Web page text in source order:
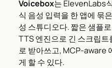
Voicebox는 ElevenLabs
식 음성 입력을 한 앱에 묶
성 스튜디오다. 짧은 샘플
TTS 엔진으로 긴 스크립트
로 받아쓰고, MCP-aware
게 할 수 있다.